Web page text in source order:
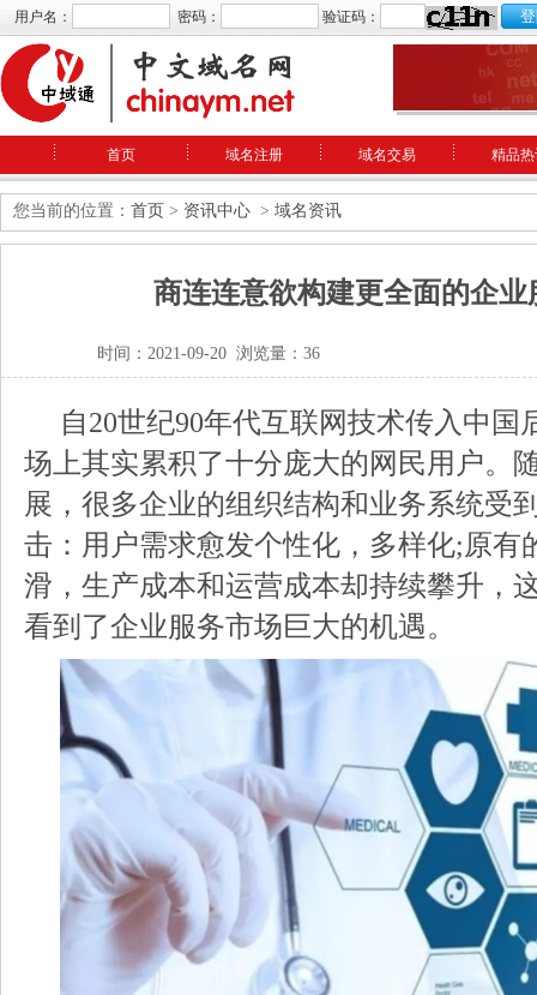
用户名： 密码： 验证码：
首页 域名注册 域名交易 精品
您当前的位置： 首页 > 资讯中心 > 域名资讯
商连连意欲构建更全面的企业
时间：2021-09-20 浏览量：36
自20世纪90年代互联网技术传入中国
场上其实累积了十分庞大的网民用户。
展，很多企业的组织结构和业务系统受
击：用户需求愈发个性化，多样化;原有
滑，生产成本和运营成本却持续攀升，
看到了企业服务市场巨大的机遇。